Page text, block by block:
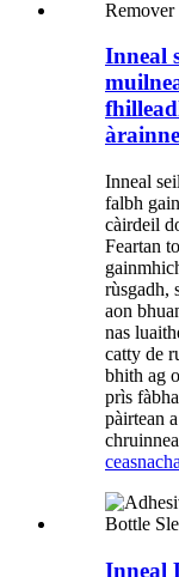
Inneal
Inneal
falbh
càirdeil
Feartan
rùsgadh,
aon
nas
catty de
bhith ag
prìs
pàirtean
Inneal